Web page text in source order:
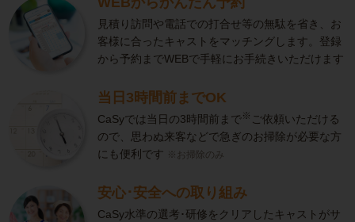
見積り訪問や電話での打合せ等の無駄を省き、お
客様に合ったキャストをマッチングします。登録
から予約までWEBで手軽にお手続きいただけます
当日3時間前までOK
CaSyでは当日の3時間前まで※ ご依頼いただける
ので、思わぬ来客などで急ぎのお掃除が必要な方
にも便利です ※お掃除のみ
安心･安全への取り組み
CaSy水準の選考･研修をクリアしたキャストがサ